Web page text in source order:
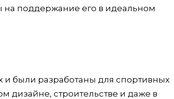
на поддержание его в идеальном
и были разработаны для спортивных
дизайне, строительстве и даже в